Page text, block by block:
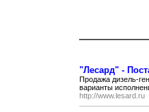
"Лесард" -
Продажа дизель-
варианты
http://www.lesard.ru